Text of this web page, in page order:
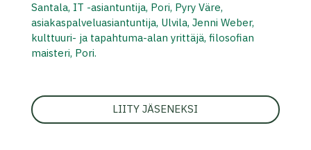
Santala, IT -asiantuntija, Pori, Pyry Väre,
asiakaspalveluasiantuntija, Ulvila, Jenni Weber,
kulttuuri- ja tapahtuma-alan yrittäjä, filosofian
maisteri, Pori.
LIITY JÄSENEKSI